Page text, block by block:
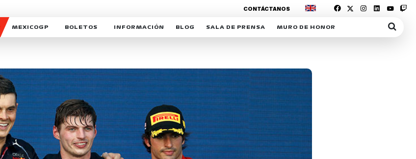
MEXICOGP
SOSTENIBILIDAD
CELEBRA CON NOSOTROS
BOLETOS INFORMACIÓN
DERECHO DE PRIMERA OPCIÓN
MOTORSPORT ACADEMY
VOLUNTARIOS
EXPOSICIÓN FOTOGRÁFICA
BLOG SALA DE PRENSA MURO DE HONOR
CONTÁCTANOS